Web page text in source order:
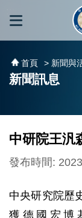
跳到主要內容區
首頁 > 新聞與
新聞訊息
中研院王汎
發布時間:
中央研究院歷
獲德國宏博